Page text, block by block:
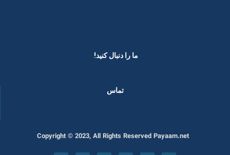
ما را دنبال کنید! ​
تماس
Copyright © 2023, All Rights Reserved Payaam.net